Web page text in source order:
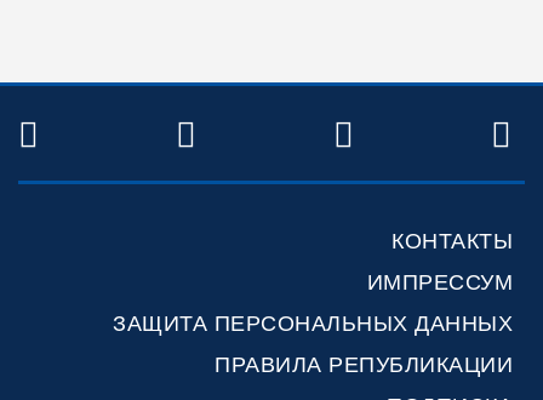
TWITTER FACEBOOKYOUTUBE
КОНТАКТЫ
ИМПРЕССУМ
ЗАЩИТА ПЕРСОНАЛЬНЫХ ДАННЫХ
ПРАВИЛА РЕПУБЛИКАЦИИ